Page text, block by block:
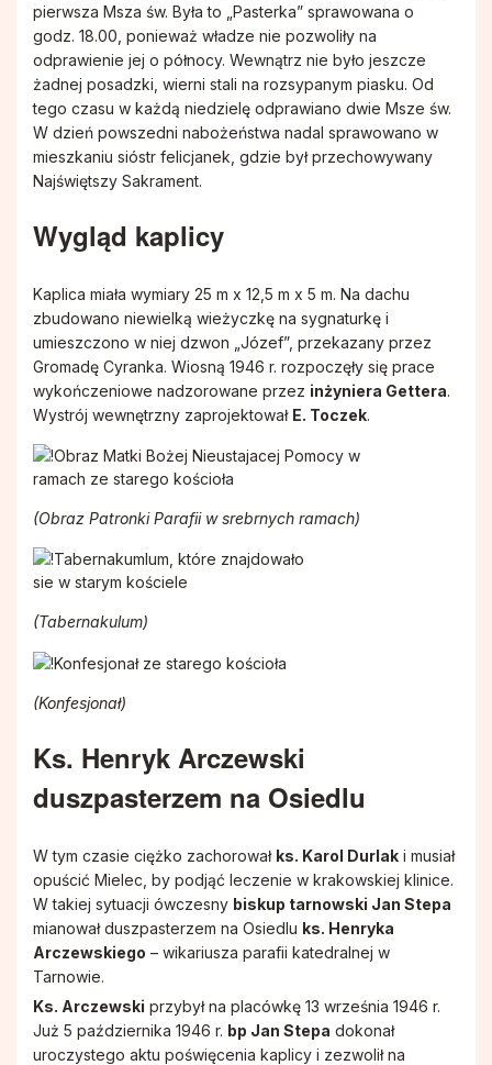
pierwsza Msza św. Była to „Pasterka” sprawowana o
godz. 18.00, ponieważ władze nie pozwoliły na
odprawienie jej o północy. Wewnątrz nie było jeszcze
żadnej posadzki, wierni stali na rozsypanym piasku. Od
tego czasu w każdą niedzielę odprawiano dwie Msze św.
W dzień powszedni nabożeństwa nadal sprawowano w
mieszkaniu sióstr felicjanek, gdzie był przechowywany
Najświętszy Sakrament.
Wygląd kaplicy
Kaplica miała wymiary 25 m x 12,5 m x 5 m. Na dachu
zbudowano niewielką wieżyczkę na sygnaturkę i
umieszczono w niej dzwon „Józef”, przekazany przez
Gromadę Cyranka. Wiosną 1946 r. rozpoczęły się prace
wykończeniowe nadzorowane przez inżyniera Gettera.
Wystrój wewnętrzny zaprojektował E. Toczek.
(Obraz Patronki Parafii w srebrnych ramach)
(Tabernakulum)
(Konfesjonał)
Ks. Henryk Arczewski
duszpasterzem na Osiedlu
W tym czasie ciężko zachorował ks. Karol Durlak i musiał
opuścić Mielec, by podjąć leczenie w krakowskiej klinice.
W takiej sytuacji ówczesny biskup tarnowski Jan Stepa
mianował duszpasterzem na Osiedlu ks. Henryka
Arczewskiego – wikariusza parafii katedralnej w
Tarnowie.
Ks. Arczewski przybył na placówkę 13 września 1946 r.
Już 5 października 1946 r. bp Jan Stepa dokonał
uroczystego aktu poświęcenia kaplicy i zezwolił na